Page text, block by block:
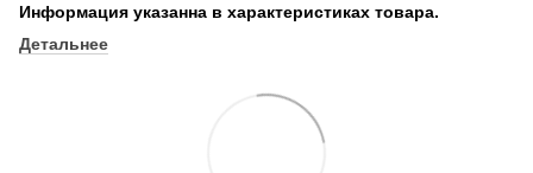
Информация указанна в характеристиках товара.
Детальнее